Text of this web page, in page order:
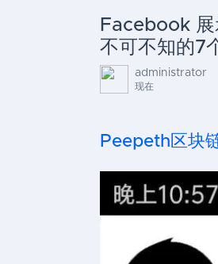
Facebook
不可不知的7
administrator
现在
Peepeth区块